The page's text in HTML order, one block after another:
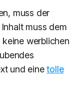
muss der
muss dem
werblichen
und einetolle